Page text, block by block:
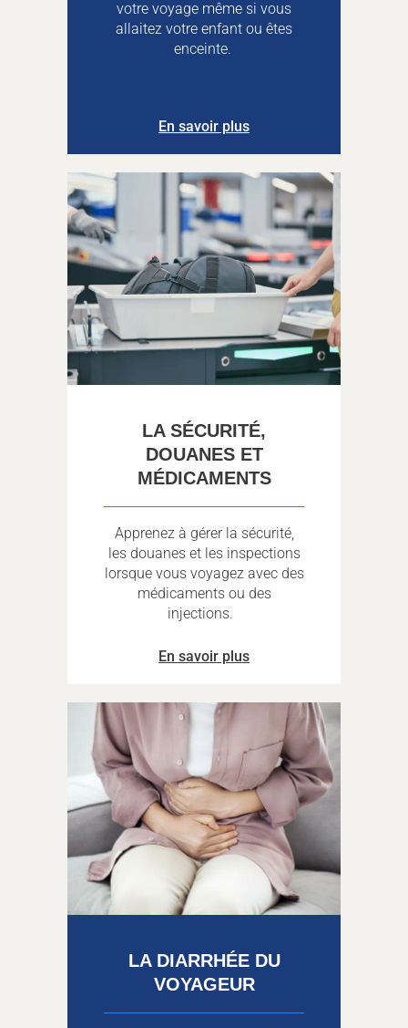
votre voyage même si vous
allaitez votre enfant ou êtes
enceinte.
En savoir plus
LA SÉCURITÉ,
DOUANES ET
MÉDICAMENTS
Apprenez à gérer la sécurité,
les douanes et les inspections
lorsque vous voyagez avec des
médicaments ou des
injections.
En savoir plus
LA DIARRHÉE DU
VOYAGEUR